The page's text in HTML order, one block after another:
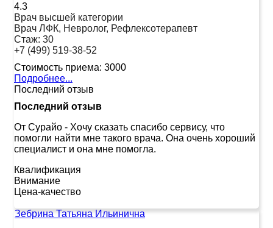
4.3
Врач высшей категории
Врач ЛФК, Невролог, Рефлексотерапевт
Стаж: 30
+7 (499) 519-38-52
Стоимость приема: 3000
Подробнее...
Последний отзыв
Последний отзыв
От Сурайо - Хочу сказать спасибо сервису, что
помогли найти мне такого врача. Она очень хороший
специалист и она мне помогла.
Квалификация
Внимание
Цена-качество
Зебрина Татьяна Ильинична